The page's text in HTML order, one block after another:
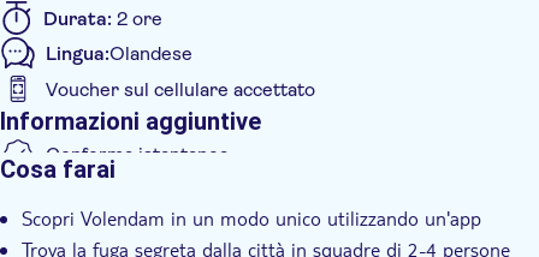
l'uscita segreta fuori città.
Sgattaiola attraverso Volendam, proprio come fece una volta
Teunie, mentre cerchi di risolvere gli incarichi, le domande
difficili e gli indovinelli divertenti. Giocherai all'Escape Tour
utilizzando un'app che scaricherai prima di iniziare la corsa
contro il tempo. Segui gli indizi, risolvi gli enigmi per fuggire
dalla città entro 2 ore. Il tentativo di fuga inizia dal municipio.
Durata: 2 ore
Lingua:Olandese
Voucher sul cellulare accettato
Informazioni aggiuntive
Conferma istantanea
Cosa farai
Scopri Volendam in un modo unico utilizzando un'app
Trova la fuga segreta dalla città in squadre di 2-4 persone